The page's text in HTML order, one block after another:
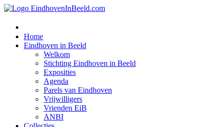
Home
Eindhoven in Beeld
Welkom
Stichting Eindhoven in Beeld
Exposities
Agenda
Parels van Eindhoven
Vrijwilligers
Vrienden EiB
ANBI